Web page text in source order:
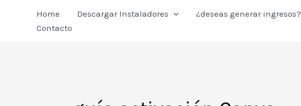
Home Descargar Instaladores ¿deseas generar ingresos?
Contacto